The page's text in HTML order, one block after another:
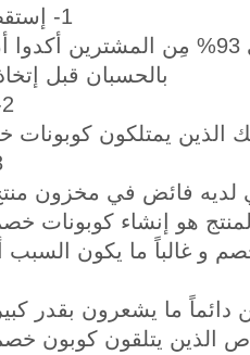
1- إستقطاب المزيد مِن المشترين
أثبتت الدراسات أن حوالي
بالحسبان قبل
2- الحث على الإنفاق
خصم يُنفقون بنسبة 25% أكثر عن
3-
لديه فائض في مخزون
هو إنشاء
و غالباً ما يكون
ما يشعرون بقدر
الذين يتلقون كوبون